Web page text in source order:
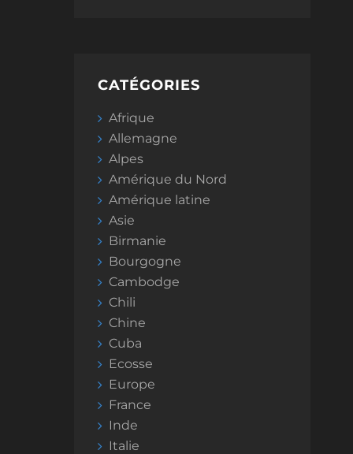
CATÉGORIES
Afrique
Allemagne
Alpes
Amérique du Nord
Amérique latine
Asie
Birmanie
Bourgogne
Cambodge
Chili
Chine
Cuba
Ecosse
Europe
France
Inde
Italie